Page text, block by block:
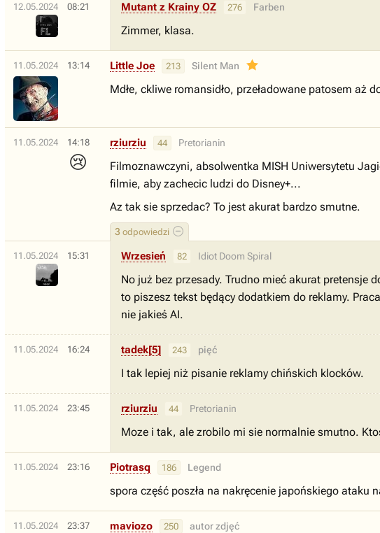
12.05.2024 08:21 Mutant z Krainy OZ 276 Farben
Zimmer, klasa.
11.05.2024 13:14 Little Joe 213 Silent Man
Mdłe, ckliwe romansidło, przeładowane patosem aż
11.05.2024 14:18
😢
3 odpowiedzi
rziurziu 44 Pretorianin
Filmoznawczyni, absolwentka MISH Uniwersytetu
filmie, aby zachecic ludzi do Disney+...
Az tak sie sprzedac? To jest akurat bardzo smutne.
11.05.2024 15:31 Wrzesień 82 Idiot Doom Spiral
No już bez przesady. Trudno mieć akurat pretensje
to piszesz tekst będący dodatkiem do reklamy.
nie jakieś AI.
11.05.2024 16:24 tadek[5] 243 pięć
I tak lepiej niż pisanie reklamy chińskich klocków.
11.05.2024 23:45 rziurziu 44 Pretorianin
Moze i tak, ale zrobilo mi sie normalnie smutno.
11.05.2024 23:16 Piotrasq 186 Legend
spora część poszła na nakręcenie japońskiego ataku
11.05.2024 23:37 maviozo 250 autor zdjęć